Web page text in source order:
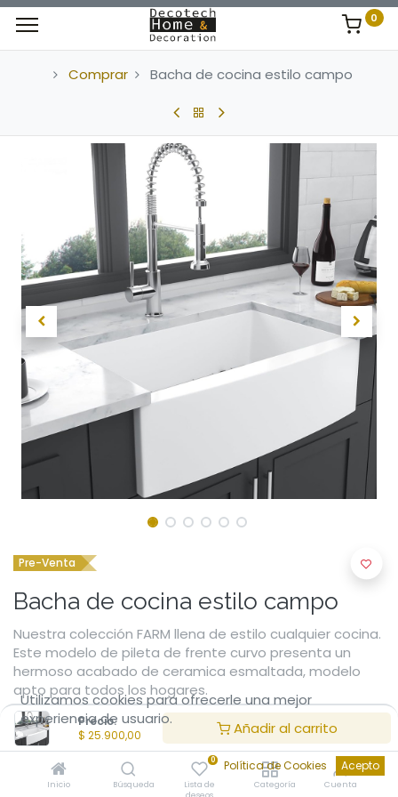
Precio:
$ 25.900,00 Añadir al carrito
Inicio Búsqueda
0
Lista de
Categoría Cuenta
0
Comprar Bacha de cocina estilo campo
Pre-Venta
Bacha de cocina estilo campo
Nuestra colección FARM llena de estilo cualquier cocina.
Este modelo de pileta de frente curvo presenta un
hermoso acabado de ceramica esmaltada, modelo
apto para todos los hogares.
Combinar esta pileta con los detalles y accesorios de
tu cocina nunca ha sido tan fácil como con nuestra
colección FARM.
25.900,00
Utilizamos cookies para ofrecerle una mejor
experiencia de usuario.
Política de Cookies Acepto